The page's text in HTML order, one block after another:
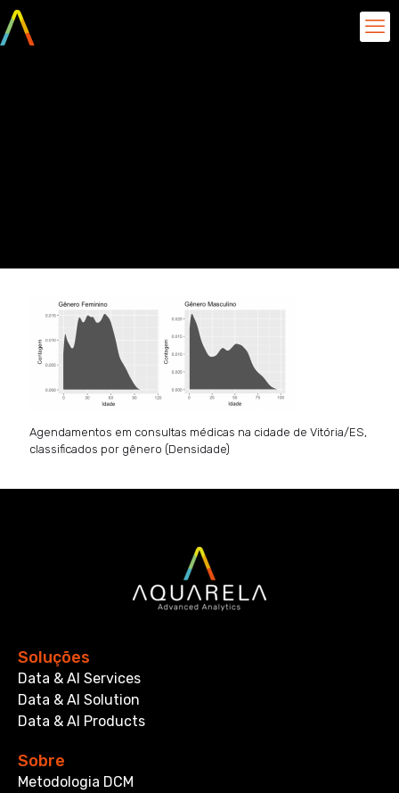
Agendamentos em consultas médicas na cidade de Vitória/ES,
classificados por gênero (Densidade)
Soluções
Data & AI Services
Data & AI Solution
Data & AI Products
Sobre
Metodologia DCM